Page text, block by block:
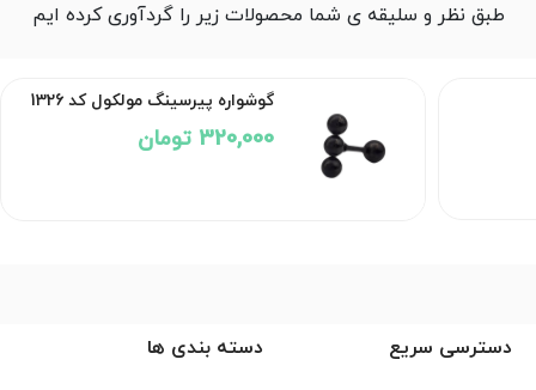
طبق نظر و سلیقه ی شما محصولات زیر را گردآوری کرده ایم
گوشواره پیرسینگ مولکول کد 1326
320,000 تومان
دسترسی سریع دسته بندی ها